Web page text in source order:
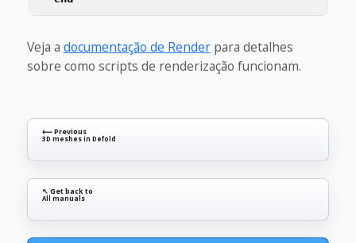
Veja a documentação de Renderpara detalhes
sobre como scripts de renderização funcionam.
⟵ Previous
3D meshes in Defold
↖ Get back to
All manuals